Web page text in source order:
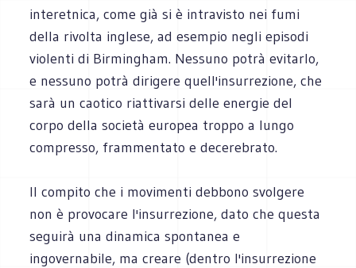
interetnica, come già si è intravisto nei fumi
della rivolta inglese, ad esempio negli episodi
violenti di Birmingham. Nessuno potrà evitarlo,
e nessuno potrà dirigere quell'insurrezione, che
sarà un caotico riattivarsi delle energie del
corpo della società europea troppo a lungo
compresso, frammentato e decerebrato.
Il compito che i movimenti debbono svolgere
non è provocare l'insurrezione, dato che questa
seguirà una dinamica spontanea e
ingovernabile, ma creare (dentro l'insurrezione